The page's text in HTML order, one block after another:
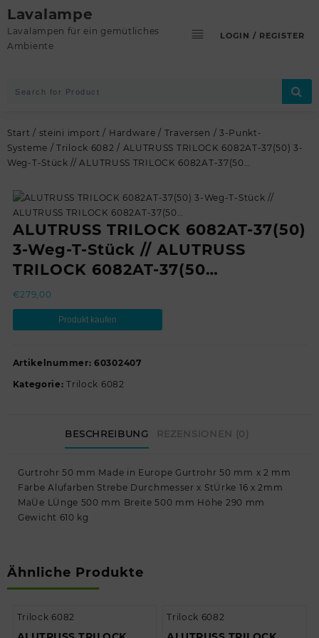
Skip
to
content
Lavalampe
Lavalampen für ein gemütliches
Ambiente
LOGIN / REGISTER
Start / steini import / Hardware / Traversen / 3-Punkt-
Systeme /Trilock 6082 / ALUTRUSS TRILOCK 6082AT-37(50) 3-
Weg-T-Stück // ALUTRUSS TRILOCK 6082AT-37(50…
ALUTRUSS TRILOCK 6082AT-37(50)
3-Weg-T-Stück // ALUTRUSS
TRILOCK 6082AT-37(50…
€279,00
Produkt kaufen
Artikelnummer: 60302407
Kategorie:Trilock 6082
BESCHREIBUNG REZENSIONEN (0)
Gurtrohr 50 mm Made in Europe Gurtrohr 50 mm x 2 mm
Farbe Alufarben Strebe Durchmesser x StÜrke 16 x 2mm
MaÜe LÜnge 500 mm Breite 500 mm Höhe 290 mm
Gewicht 610 kg
Ähnliche Produkte
Trilock 6082 Trilock 6082